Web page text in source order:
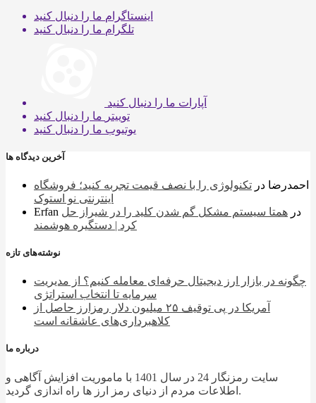
اینستاگرام ما را دنبال کنید
تلگرام ما را دنبال کنید
آپارات ما را دنبال کنید
توییتر ما را دنبال کنید
یوتیوب ما را دنبال کنید
آخرین دیدگاه ها
احمدرضا در تکنولوژی را با نصف قیمت تجربه کنید؛ فروشگاه
اینترنتی نو استوک
Erfan
در همتا سیستم مشکل گم شدن کلید را در شیراز حل
کرد | دستگیره هوشمند
نوشته‌های تازه
چگونه در بازار ارز دیجیتال حرفه‌ای معامله کنیم؟ از مدیریت
سرمایه تا انتخاب استراتژی
آمریکا در پی توقیف ۲۵ میلیون دلار رمزارز حاصل از
کلاهبرداری‌های عاشقانه است
درباره ما
سایت رمزنگار 24 در سال 1401 با ماموریت افزایش آگاهی و
اطلاعات مردم از دنیای رمز ارز ها راه اندازی گردید.